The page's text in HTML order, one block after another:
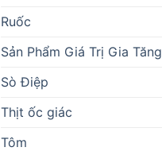
Ruốc
Sản Phẩm Giá Trị Gia Tăng
Sò Điệp
Thịt ốc giác
Tôm